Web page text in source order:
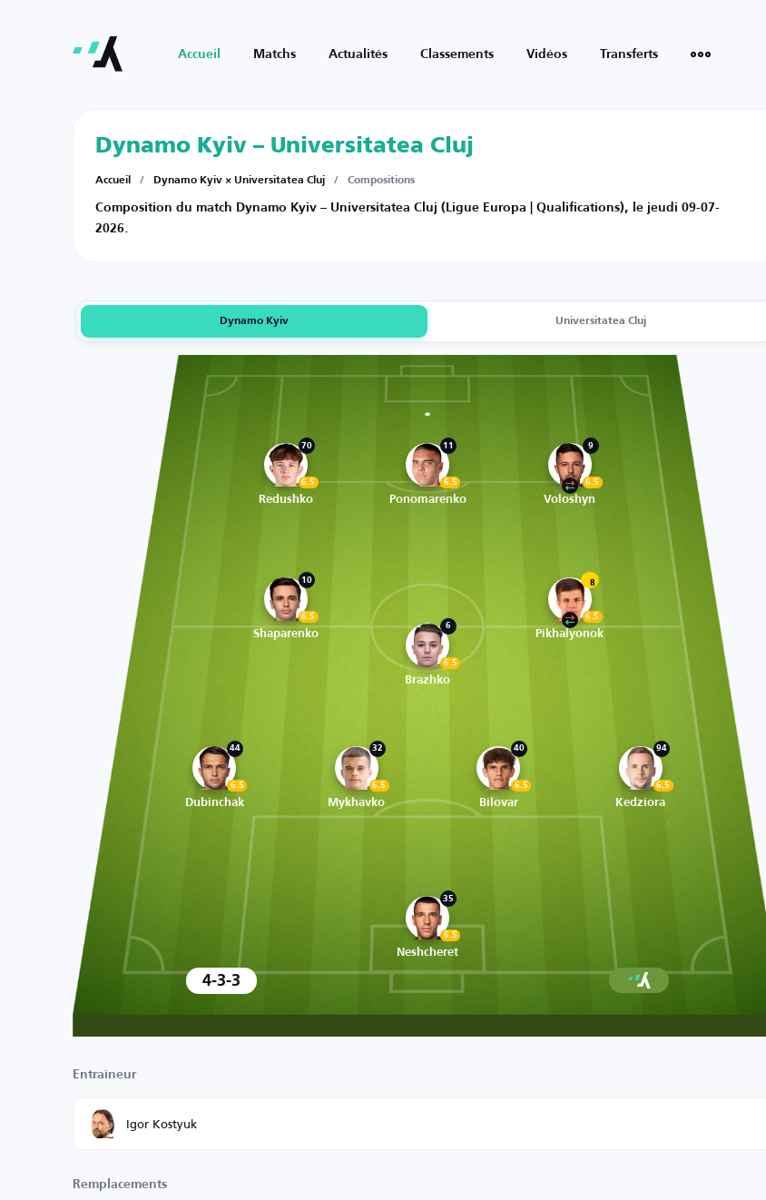
Accueil Matchs Actualités Classements Vidéos Transferts
Dynamo Kyiv – Universitatea Cluj
Accueil / Dynamo Kyiv × Universitatea Cluj / Compositions
Composition du match Dynamo Kyiv – Universitatea Cluj (Ligue Europa | Qualifications), le jeudi 09-07-
2026.
Dynamo Kyiv Universitatea Cluj
70
6.5
Redushko
11
6.5
Ponomarenko
9
6.5
Voloshyn
10
6.5
Shaparenko
6
6.5
Brazhko
8
6.5
Pikhalyonok
44
6.5
Dubinchak
32
6.5
Mykhavko
40
6.5
Bilovar
94
6.5
Kedziora
35
6.5
Neshcheret
4-3-3
Entraîneur
Igor Kostyuk
Remplacements